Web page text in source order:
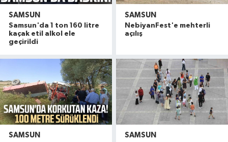
SAMSUN
Samsun'da 1 ton 160 litre
kaçak etil alkol ele
geçirildi
SAMSUN
NebiyanFest'e mehterli
açılış
SAMSUN SAMSUN
19:58 |Havza'da 11 yıl 8 ay hapis cezasıyla aranan